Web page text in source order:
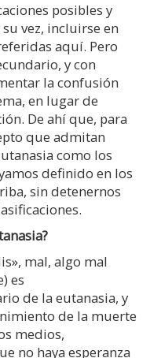
posibles y
vez, incluirse en
aquí. Pero
y con
la confusión
en lugar de
De ahí que, para
que admitan
como los
definido en los
sin detenernos
mal, algo mal
es
de la eutanasia, y
de la muerte
medios,
no haya esperanza